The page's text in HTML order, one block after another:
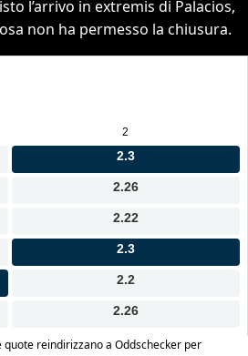
l’arrivo in extremis di Palacios,
non ha permesso la chiusura.